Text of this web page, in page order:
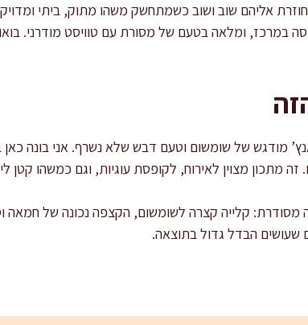
אליהם שוב ושוב כשמתחשק משהו מתוק, ביתי
במרכז, ומלאה בטעם של מסורת עם טוויסט מודרני.
מודגש של שומשום וטעם דבש שלא נשרף. אני בונה
מתכון מצוין לאירוח, לקופסת עוגיות, וגם כמשהו קטן
מסודרת: קלייה קצרה לשומשום, הקצפה נכונה של חמאה
שעושים הבדל גדול בתוצאה.